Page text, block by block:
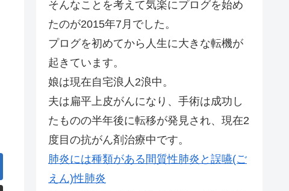
そんなことを考えて気楽にプログを始め
たのが2015年7月でした。
プログを初めてから人生に大きな転機が
起きています。
娘は現在自宅浪人2浪中。
夫は扁平上皮がんになり、手術は成功し
たものの半年後に転移が発見され、現在2
度目の抗がん剤治療中です。
肺炎には種類がある間質性肺炎と誤嚥(ご
えん)性肺炎